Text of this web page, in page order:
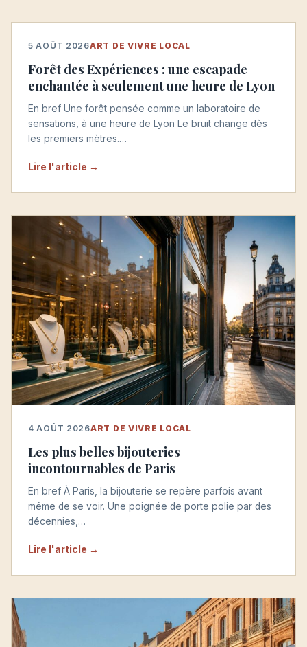
5 AOÛT 2026ART DE VIVRE LOCAL
Forêt des Expériences : une escapade
enchantée à seulement une heure de Lyon
En bref Une forêt pensée comme un laboratoire de
sensations, à une heure de Lyon Le bruit change dès
les premiers mètres.…
Lire l'article →
4 AOÛT 2026ART DE VIVRE LOCAL
Les plus belles bijouteries
incontournables de Paris
En bref À Paris, la bijouterie se repère parfois avant
même de se voir. Une poignée de porte polie par des
décennies,…
Lire l'article →